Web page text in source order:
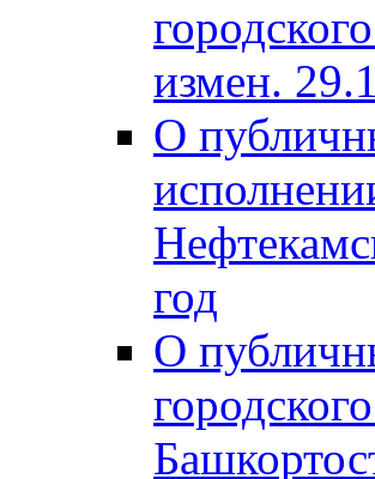
измен.
О
год
О